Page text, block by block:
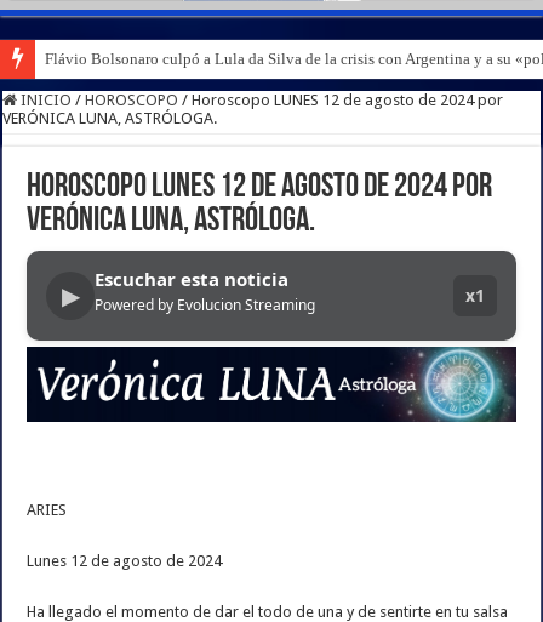
Flávio Bolsonaro culpó a Lula da Silva de la crisis con Argentina y a su
INICIO / HOROSCOPO / Horoscopo LUNES 12 de agosto de 2024 por
VERÓNICA LUNA, ASTRÓLOGA.
Horoscopo LUNES 12 de agosto de 2024 por
VERÓNICA LUNA, ASTRÓLOGA.
▶
Escuchar esta noticia
Powered by Evolucion Streaming x1
ARIES
Lunes 12 de agosto de 2024
Ha llegado el momento de dar el todo de una y de sentirte en tu salsa